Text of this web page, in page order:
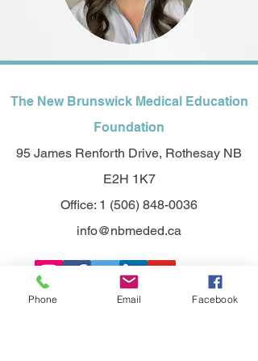
The New Brunswick Medical Education
Foundation
95 James Renforth Drive, Rothesay NB
E2H 1K7
Office: 1 (506) 848-0036
info@nbmeded.ca
©2025 NEW BRUNSWICK MEDICAL
Phone Email Facebook